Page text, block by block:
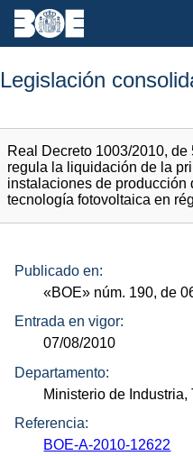
Legislación
Real Decreto 1003/2010,
regula la liquidación de la
instalaciones de producción
tecnología fotovoltaica en
Publicado en:
«BOE» núm. 190, de
Entrada en vigor:
07/08/2010
Departamento:
Ministerio de
Referencia:
BOE-A-2010-12622